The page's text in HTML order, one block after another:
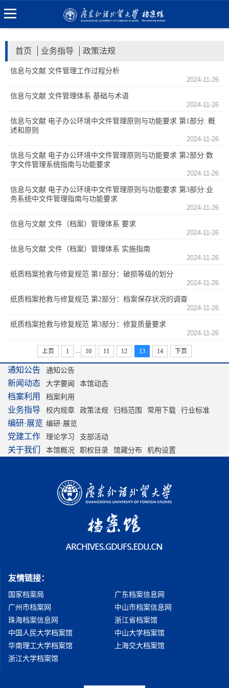
首页 业务指导 政策法规
信息与文献 文件管理工作过程分析
2024-11-26
信息与文献 文件管理体系 基础与术语
2024-11-26
信息与文献 电子办公环境中文件管理原则与功能要求 第1部分: 概
述和原则
2024-11-26
信息与文献 电子办公环境中文件管理原则与功能要求 第2部分:数
字文件管理系统指南与功能要求
2024-11-26
信息与文献 电子办公环境中文件管理原则与功能要求 第3部分:业
务系统中文件管理指南与功能要求
2024-11-26
信息与文献 文件（档案）管理体系 要求
2024-11-26
信息与文献 文件（档案）管理体系 实施指南
2024-11-26
纸质档案抢救与修复规范 第1部分：破损等级的划分
2024-11-26
纸质档案抢救与修复规范 第2部分：档案保存状况的调查
2024-11-26
纸质档案抢救与修复规范 第3部分：修复质量要求
2024-11-26
上页 1 10 11 12 13 14 下页
通知公告 通知公告
新闻动态 大学要闻 本馆动态
档案利用 档案利用
业务指导 校内规章 政策法规 归档范围 常用下载 行业标准
编研·展览 编研·展览
党建工作 理论学习 支部活动
关于我们 本馆概况 职权目录 馆藏分布 机构设置
友情链接：
国家档案局
广东档案信息网
广州市档案网
中山市档案信息网
珠海档案信息网
浙江省档案馆
中国人民大学档案馆
中山大学档案馆
华南理工大学档案馆
上海交大档案馆
浙江大学档案馆